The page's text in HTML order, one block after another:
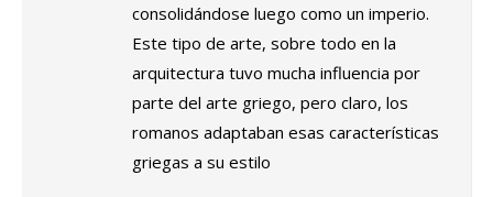
consolidándose luego como un imperio.
Este tipo de arte, sobre todo en la
arquitectura tuvo mucha influencia por
parte del arte griego, pero claro, los
romanos adaptaban esas características
griegas a su estilo